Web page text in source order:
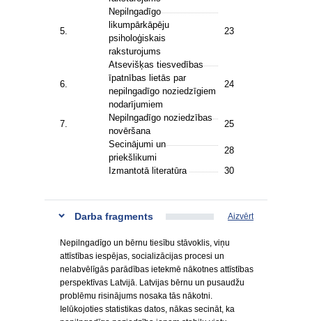
5.
Nepilngadīgo
likumpārkāpēju
psiholoģiskais
raksturojums
23
6.
Atsevišķas tiesvedības
īpatnības lietās par
nepilngadīgo noziedzīgiem
nodarījumiem
24
7.
Nepilngadīgo noziedzības
novēršana
25
Secinājumi un
priekšlikumi
28
Izmantotā literatūra
30
Darba fragments Aizvērt
Nepilngadīgo un bērnu tiesību stāvoklis, viņu
attīstības iespējas, socializācijas procesi un
nelabvēlīgās parādības ietekmē nākotnes attīstības
perspektīvas Latvijā. Latvijas bērnu un pusaudžu
problēmu risinājums nosaka tās nākotni.
Ielūkojoties statistikas datos, nākas secināt, ka